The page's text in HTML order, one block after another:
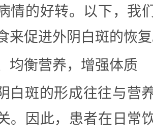
情的好转。以下，我
来促进外阴白斑的恢复
均衡营养，增强体质
白斑的形成往往与营
。因此，患者在日常